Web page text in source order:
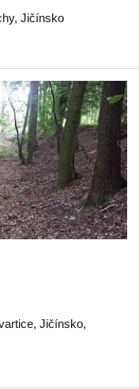
, Jičínsko
, Jičínsko,